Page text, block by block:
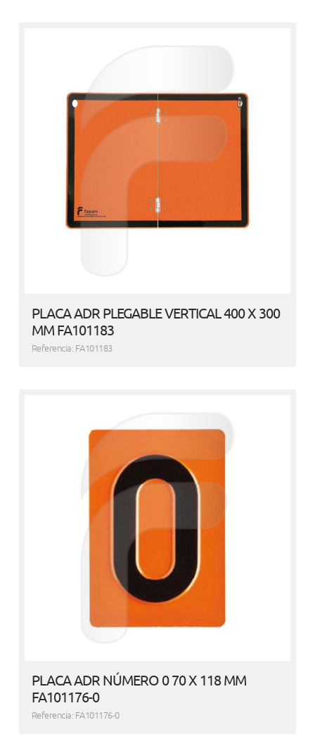
PLACA ADR PLEGABLE VERTICAL 400 X 300
MM FA101183
Referencia: FA101183
PLACA ADR NÚMERO 0 70 X 118 MM
FA101176-0
Referencia: FA101176-0